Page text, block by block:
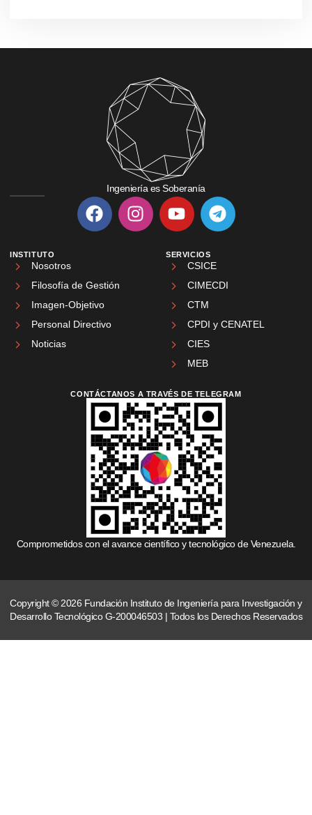
Ingeniería es Soberanía
INSTITUTO
Nosotros
Filosofía de Gestión
Imagen-Objetivo
Personal Directivo
Noticias
SERVICIOS
CSICE
CIMECDI
CTM
CPDI y CENATEL
CIES
MEB
CONTÁCTANOS A TRAVÉS DE TELEGRAM
Comprometidos con el avance científico y tecnológico de Venezuela.
Copyright © 2026 Fundación Instituto de Ingeniería para Investigación y
Desarrollo Tecnológico G-200046503 | Todos los Derechos Reservados